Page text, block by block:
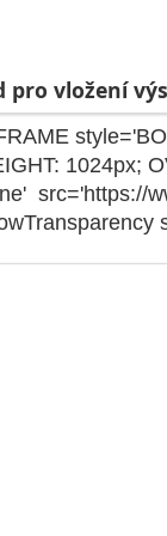
pro vložení